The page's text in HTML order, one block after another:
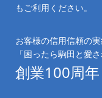
もご利用ください。
お客様の信用信頼の実
「困ったら駒田と愛さ
創業100周年